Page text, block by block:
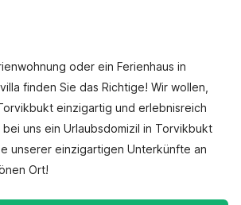
oder ein Ferienhaus in
finden Sie das Richtige! Wir wollen,
einzigartig und erlebnisreich
uns ein Urlaubsdomizil in Torvikbukt
unserer einzigartigen Unterkünfte an
Ort!